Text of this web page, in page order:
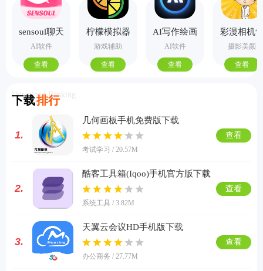
sensoul聊天
AI软件
查看
柠檬模拟器
手机版
游戏辅助
查看
AI写作绘画
视频PPT助
手
AI软件
查看
彩漫相机
业版
摄影美颜
查看
下载排行
Download Ranking
1.
几何画板手机免费版下载
考试学习 / 20.57M
查看
2.
酷客工具箱(Iqoo)手机官方版下载
系统工具 / 3.82M
查看
3.
天翼云会议HD手机版下载
办公商务 / 27.77M
查看